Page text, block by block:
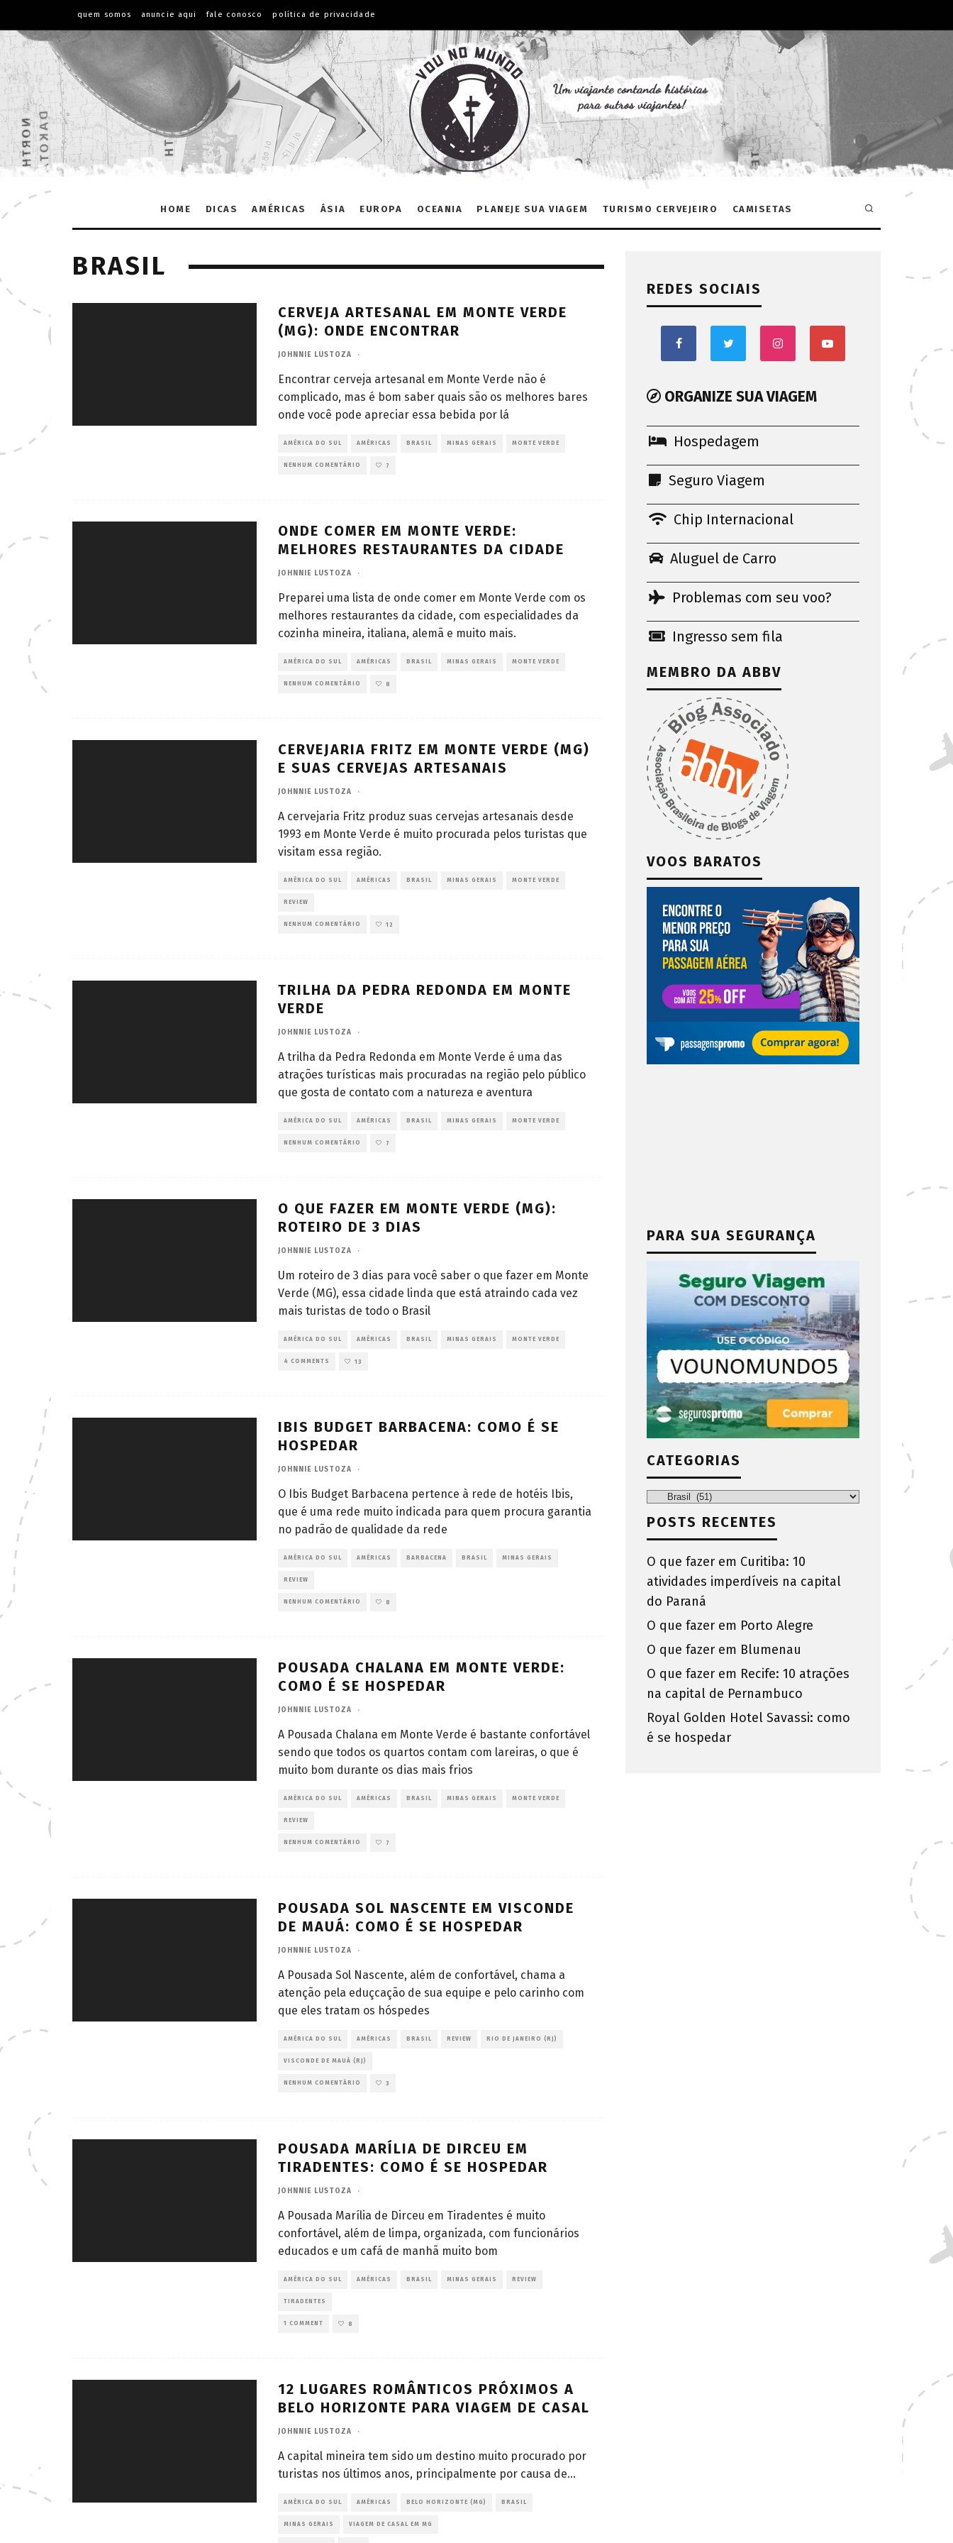
quem somos anuncie aqui fale conosco política de privacidade
HOME DICAS AMÉRICAS ÁSIA EUROPA OCEANIA PLANEJE SUA VIAGEM TURISMO CERVEJEIRO CAMISETAS
BRASIL
CERVEJA ARTESANAL EM MONTE VERDE
(MG): ONDE ENCONTRAR
JOHNNIE LUSTOZA ·
Encontrar cerveja artesanal em Monte Verde não é
complicado, mas é bom saber quais são os melhores bares
onde você pode apreciar essa bebida por lá
AMÉRICA DO SUL AMÉRICAS BRASIL MINAS GERAIS MONTE VERDE
NENHUM COMENTÁRIO 7
ONDE COMER EM MONTE VERDE:
MELHORES RESTAURANTES DA CIDADE
JOHNNIE LUSTOZA ·
Preparei uma lista de onde comer em Monte Verde com os
melhores restaurantes da cidade, com especialidades da
cozinha mineira, italiana, alemã e muito mais.
AMÉRICA DO SUL AMÉRICAS BRASIL MINAS GERAIS MONTE VERDE
NENHUM COMENTÁRIO 8
CERVEJARIA FRITZ EM MONTE VERDE (MG)
E SUAS CERVEJAS ARTESANAIS
JOHNNIE LUSTOZA ·
A cervejaria Fritz produz suas cervejas artesanais desde
1993 em Monte Verde é muito procurada pelos turistas que
visitam essa região.
AMÉRICA DO SUL AMÉRICAS BRASIL MINAS GERAIS MONTE VERDE
REVIEW
NENHUM COMENTÁRIO 12
TRILHA DA PEDRA REDONDA EM MONTE
VERDE
JOHNNIE LUSTOZA ·
A trilha da Pedra Redonda em Monte Verde é uma das
atrações turísticas mais procuradas na região pelo público
que gosta de contato com a natureza e aventura
AMÉRICA DO SUL AMÉRICAS BRASIL MINAS GERAIS MONTE VERDE
NENHUM COMENTÁRIO 7
O QUE FAZER EM MONTE VERDE (MG):
ROTEIRO DE 3 DIAS
JOHNNIE LUSTOZA ·
Um roteiro de 3 dias para você saber o que fazer em Monte
Verde (MG), essa cidade linda que está atraindo cada vez
mais turistas de todo o Brasil
AMÉRICA DO SUL AMÉRICAS BRASIL MINAS GERAIS MONTE VERDE
4 COMMENTS 13
IBIS BUDGET BARBACENA: COMO É SE
HOSPEDAR
JOHNNIE LUSTOZA ·
O Ibis Budget Barbacena pertence à rede de hotéis Ibis,
que é uma rede muito indicada para quem procura garantia
no padrão de qualidade da rede
AMÉRICA DO SUL AMÉRICAS BARBACENA BRASIL MINAS GERAIS
REVIEW
NENHUM COMENTÁRIO 8
POUSADA CHALANA EM MONTE VERDE:
COMO É SE HOSPEDAR
JOHNNIE LUSTOZA ·
A Pousada Chalana em Monte Verde é bastante confortável
sendo que todos os quartos contam com lareiras, o que é
muito bom durante os dias mais frios
AMÉRICA DO SUL AMÉRICAS BRASIL MINAS GERAIS MONTE VERDE
REVIEW
NENHUM COMENTÁRIO 7
POUSADA SOL NASCENTE EM VISCONDE
DE MAUÁ: COMO É SE HOSPEDAR
JOHNNIE LUSTOZA ·
A Pousada Sol Nascente, além de confortável, chama a
atenção pela eduçcação de sua equipe e pelo carinho com
que eles tratam os hóspedes
AMÉRICA DO SUL AMÉRICAS BRASIL REVIEW RIO DE JANEIRO (RJ)
VISCONDE DE MAUÁ (RJ)
NENHUM COMENTÁRIO 3
POUSADA MARÍLIA DE DIRCEU EM
TIRADENTES: COMO É SE HOSPEDAR
JOHNNIE LUSTOZA ·
A Pousada Marília de Dirceu em Tiradentes é muito
confortável, além de limpa, organizada, com funcionários
educados e um cafá de manhã muito bom
AMÉRICA DO SUL AMÉRICAS BRASIL MINAS GERAIS REVIEW
TIRADENTES
1 COMMENT 8
12 LUGARES ROMÂNTICOS PRÓXIMOS A
BELO HORIZONTE PARA VIAGEM DE CASAL
JOHNNIE LUSTOZA ·
A capital mineira tem sido um destino muito procurado por
turistas nos últimos anos, principalmente por causa de...
AMÉRICA DO SUL AMÉRICAS BELO HORIZONTE (MG) BRASIL
MINAS GERAIS VIAGEM DE CASAL EM MG
REDES SOCIAIS
ORGANIZE SUA VIAGEM
Hospedagem
Seguro Viagem
Chip Internacional
Aluguel de Carro
Problemas com seu voo?
Ingresso sem fila
MEMBRO DA ABBV
VOOS BARATOS
PARA SUA SEGURANÇA
CATEGORIAS
Categorias
POSTS RECENTES
O que fazer em Curitiba: 10
atividades imperdíveis na capital
do Paraná
O que fazer em Porto Alegre
O que fazer em Blumenau
O que fazer em Recife: 10 atrações
na capital de Pernambuco
Royal Golden Hotel Savassi: como
é se hospedar